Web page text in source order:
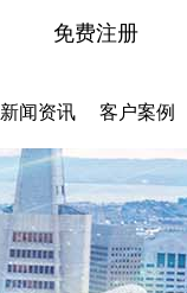
免费注册
新闻资讯 客户案例